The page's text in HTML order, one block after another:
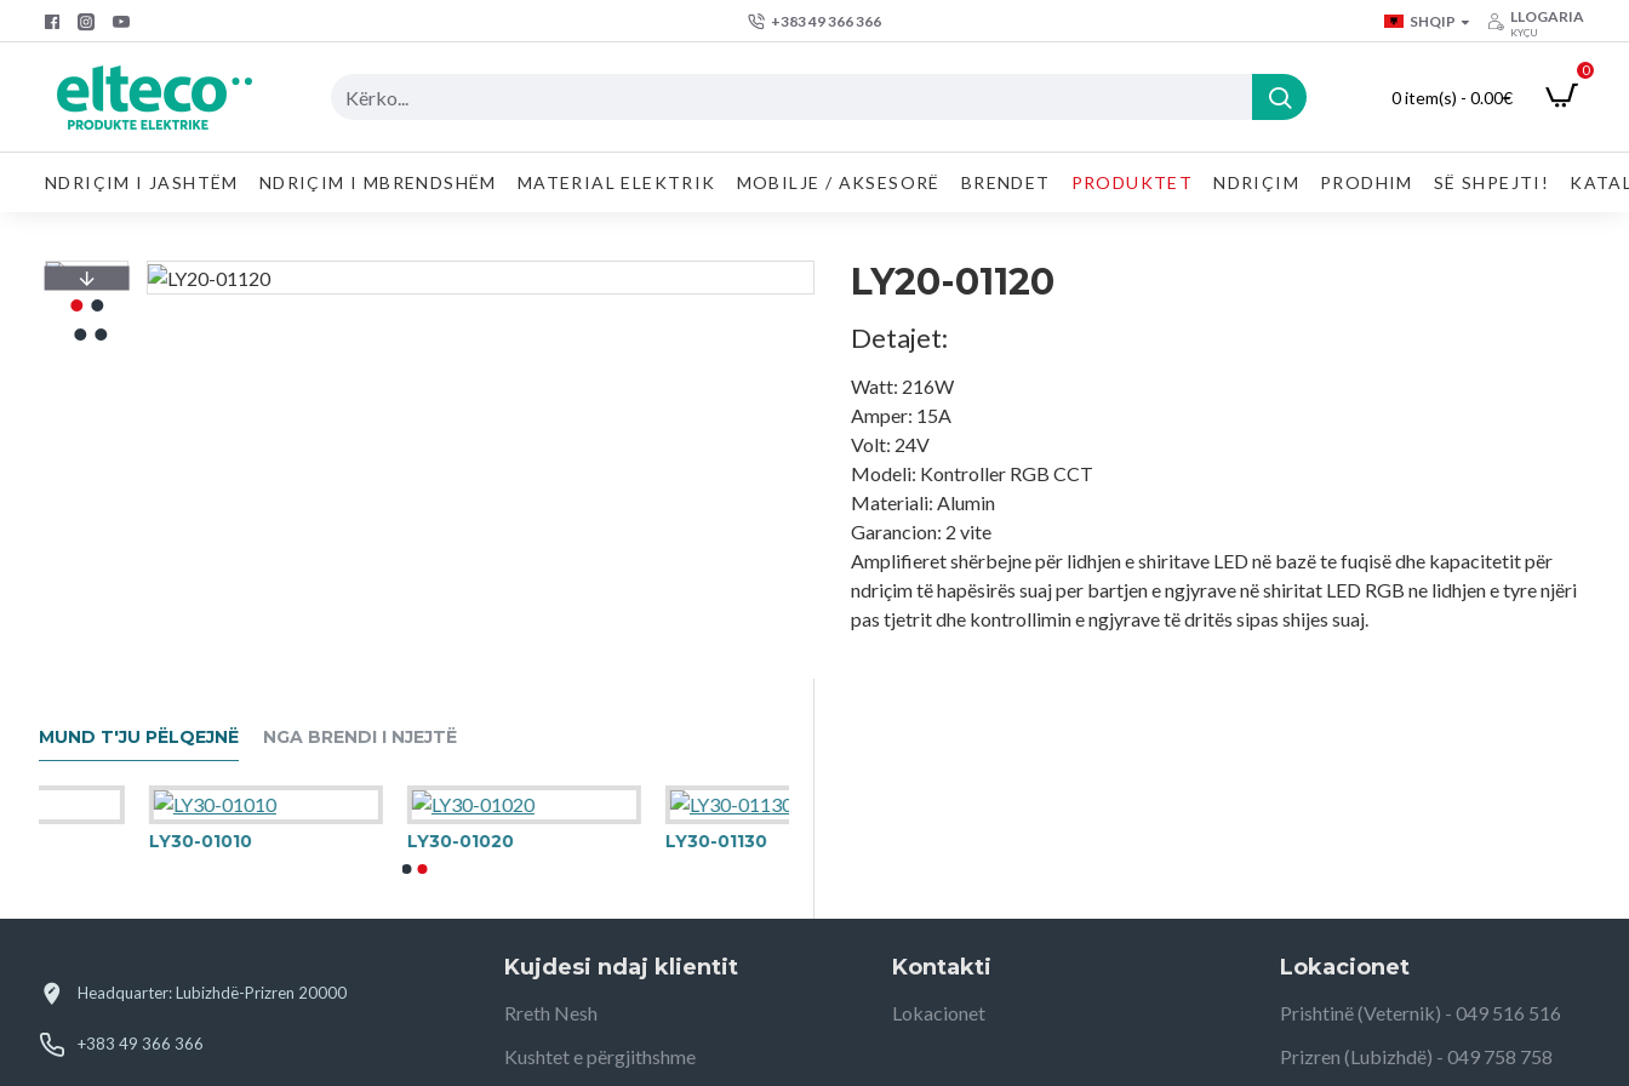
+383 49 366 366 SHQIP LLOGARIA
KYÇU
0 item(s) - 0.00€
0
NDRIÇIM I JASHTËM NDRIÇIM I MBRENDSHËM MATERIAL ELEKTRIK MOBILJE / AKSESORË BRENDET PRODUKTET NDRIÇIM PRODHIM SË SHPEJTI!
LY20-01120
Detajet:
Watt: 216W
Amper: 15A
Volt: 24V
Modeli: Kontroller RGB CCT
Materiali: Alumin
Garancion: 2 vite
Amplifieret shërbejne për lidhjen e shiritave LED në bazë te fuqisë dhe kapacitetit për
ndriçim të hapësirës suaj per bartjen e ngjyrave në shiritat LED RGB ne lidhjen e tyre njëri
pas tjetrit dhe kontrollimin e ngjyrave të dritës sipas shijes suaj.
MUND T'JU PËLQEJNË NGA BRENDI I NJEJTË
LY30-01010 LY30-01020 LY30-01130
Headquarter: Lubizhdë-Prizren 20000
+383 49 366 366
Kujdesi ndaj klientit
Rreth Nesh
Kushtet e përgjithshme
Kontakti
Lokacionet
Lokacionet
Prishtinë (Veternik) - 049 516 516
Prizren (Lubizhdë) - 049 758 758